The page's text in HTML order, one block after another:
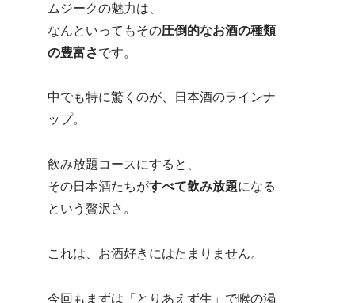
ムジークの魅力は、
なんといってもその圧倒的なお酒の種類
の豊富さです。
中でも特に驚くのが、日本酒のラインナ
ップ。
飲み放題コースにすると、
その日本酒たちがすべて飲み放題になる
という贅沢さ。
これは、お酒好きにはたまりません。
今回もまずは「とりあえず生」で喉の渇